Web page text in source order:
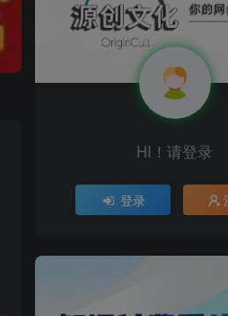
HI！请登录
登录